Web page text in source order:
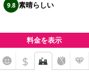
9.8 素晴らしい
料金を表示
$